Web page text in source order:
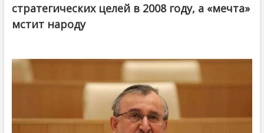
стратегических целей в 2008 году, а «мечта»
мстит народу